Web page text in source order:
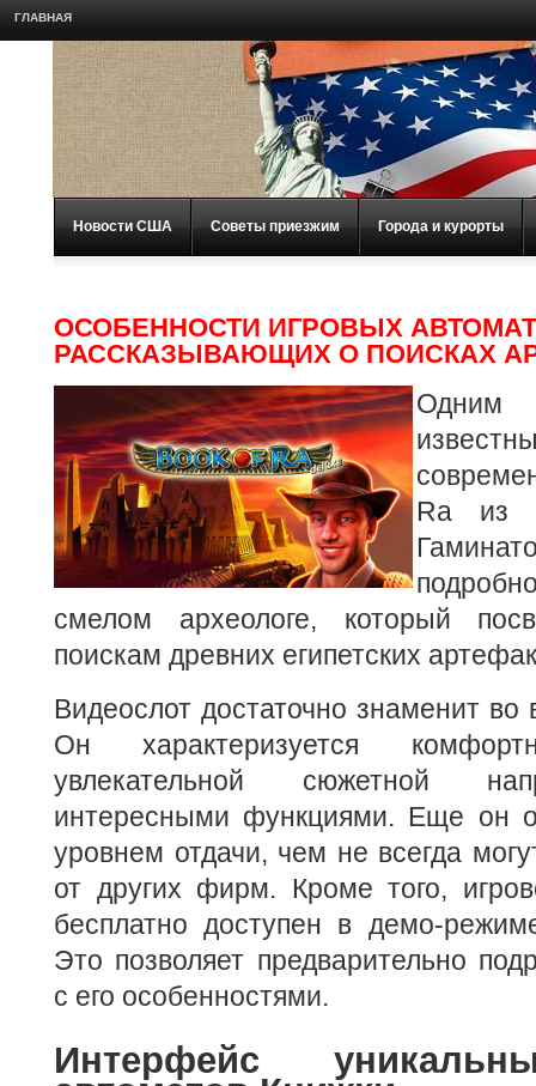
ГЛАВНАЯ
Новости США Советы приезжим Города и курорты
ОСОБЕННОСТИ ИГРОВЫХ
РАССКАЗЫВАЮЩИХ О ПОИСКАХ
Ra из
смелом археологе, который
поискам древних египетских
Видеослот достаточно знаменит во
Он характеризуется
увлекательной сюжетной
интересными функциями. Еще он
уровнем отдачи, чем не всегда
от других фирм. Кроме того,
бесплатно доступен в демо-
Это позволяет предварительно
с его особенностями.
Интерфейс